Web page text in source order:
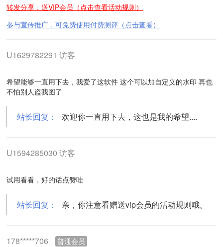
转发分享，送VIP会员（点击查看活动规则）
参与宣传推广，可免费使用付费测评（点击查看）
U1629782291 访客
希望能够一直用下去，我爱了这软件 这个可以加自定义的水印 再也
不怕别人盗我图了
站长回复： 欢迎你一直用下去，这也是我的希望....
U1594285030 访客
试用看看，好的话点赞哇
站长回复： 亲，你注意看赠送vip会员的活动规则哦。
178*****706 普通会员